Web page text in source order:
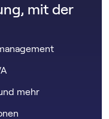
mit der
mehr